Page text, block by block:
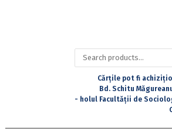
Search
for:
Cărțile pot fi
Bd. Schitu
- holul Facultății de